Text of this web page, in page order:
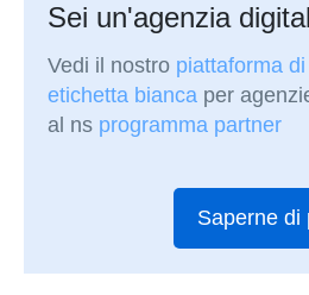
Sei un'agenzia
Vedi il nostro piattaforma
etichetta bianca per
al ns programma partner
Saperne di